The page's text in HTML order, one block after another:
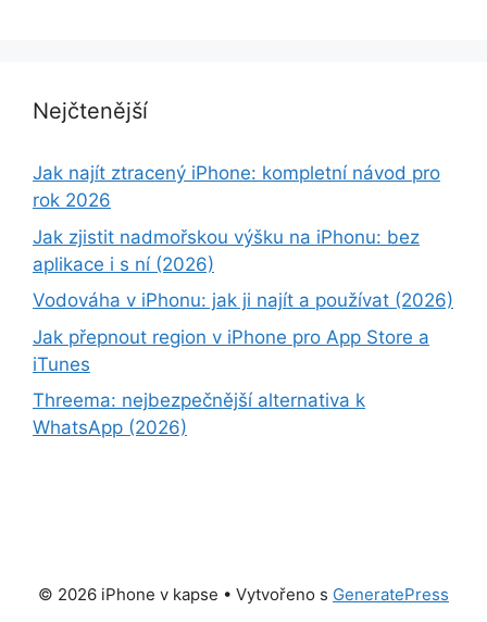
Nejčtenější
Jak najít ztracený iPhone: kompletní návod pro
rok 2026
Jak zjistit nadmořskou výšku na iPhonu: bez
aplikace i s ní (2026)
Vodováha v iPhonu: jak ji najít a používat (2026)
Jak přepnout region v iPhone pro App Store a
iTunes
Threema: nejbezpečnější alternativa k
WhatsApp (2026)
© 2026 iPhone v kapse • Vytvořeno s GeneratePress